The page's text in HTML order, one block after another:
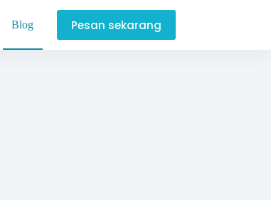
Blog Pesan sekarang